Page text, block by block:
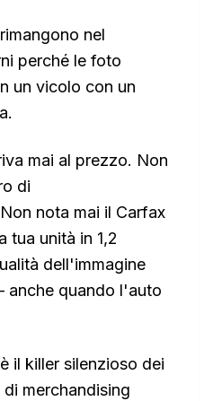
nel
perché le foto
un vicolo con un
mai al prezzo. Non
di
nota mai il Carfax
tua unità in 1,2
dell'immagine
quando l'auto
il killer silenzioso dei
merchandising